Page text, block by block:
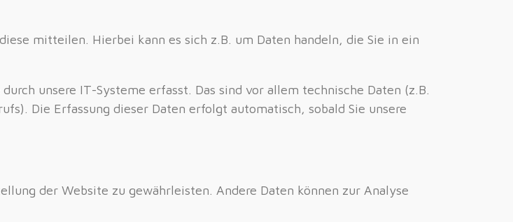
mitteilen. Hierbei kann es sich z.B. um Daten handeln, die Sie in ein
unsere IT-Systeme erfasst. Das sind vor allem technische Daten (z.B.
Die Erfassung dieser Daten erfolgt automatisch, sobald Sie unsere
der Website zu gewährleisten. Andere Daten können zur Analyse